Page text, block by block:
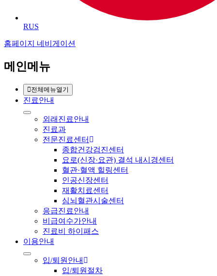
RUS
홈페이지 네비게이션
메인메뉴
전체메뉴열기
진료안내
외래진료안내
진료과
전문진료센터
종합건강검진센터
요로(신장·요관) 결석 내시경센터
혈관·혈액 힐링센터
인공신장센터
재활치료센터
심뇌혈관시술센터
응급진료안내
비급여수가안내
진료비 하이패스
이용안내
입/퇴원안내
입/퇴원절차